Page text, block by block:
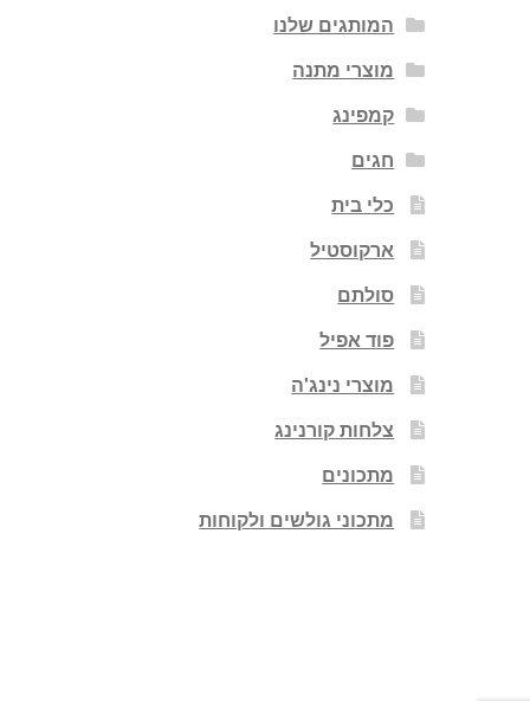
המותגים שלנו
מוצרי מתנה
קמפינג
חגים
כלי בית
ארקוסטיל
סולתם
פוד אפיל
מוצרי נינג'ה
צלחות קורנינג
מתכונים
מתכוני גולשים ולקוחות